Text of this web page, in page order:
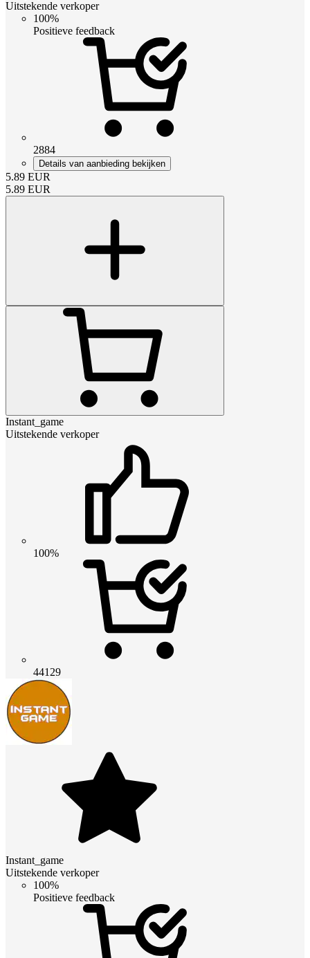
Uitstekende verkoper
100%
Positieve feedback
2884
Details van aanbieding bekijken
5.89 EUR
5.89 EUR
Instant_game
Uitstekende verkoper
100%
44129
Instant_game
Uitstekende verkoper
100%
Positieve feedback